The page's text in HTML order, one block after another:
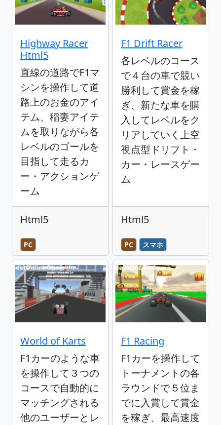
Highway Racer
Html5
直線の道路でF1マ
シンを操作して道
路上のお金のアイ
テム、稲妻アイテ
ムを取りながら各
レベルのゴールを
目指して走るカ
ー・アクションゲ
ーム
Html5
PC
F1 Drift Racer
各レベルのコース
で４台の車で競い
勝利して賞金を稼
ぎ、新たな車を購
入してレベルをク
リアしていく上空
視点型ドリフト・
カー・レースゲー
ム
Html5
PC スマホ
World of Karts
F1カーのような車
を操作して３つの
コースで自動的に
マッチングされる
他のユーザーとレ
F1 Racing
F1カーを操作して
トーナメントの各
ラウンドで５位ま
でに入賞して賞金
を稼ぎ、最高速度